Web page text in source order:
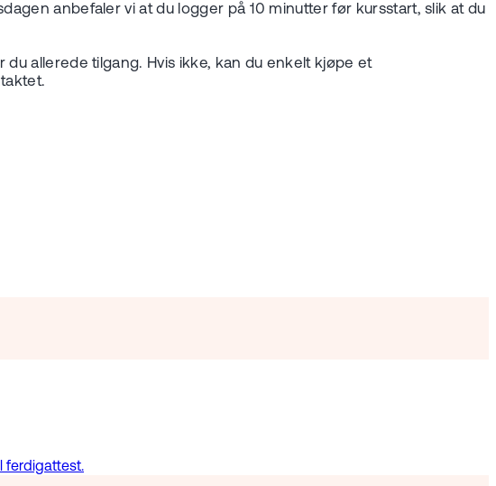
anbefaler vi at du logger på 10 minutter før kursstart, slik at du
du allerede tilgang. Hvis ikke, kan du enkelt kjøpe et
ferdigattest.